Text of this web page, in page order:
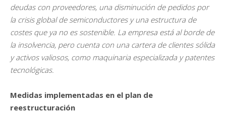
deudas con proveedores, una disminución de pedidos por
la crisis global de semiconductores y una estructura de
costes que ya no es sostenible. La empresa está al borde de
la insolvencia, pero cuenta con una cartera de clientes sólida
y activos valiosos, como maquinaria especializada y patentes
tecnológicas.
Medidas implementadas en el plan de
reestructuración